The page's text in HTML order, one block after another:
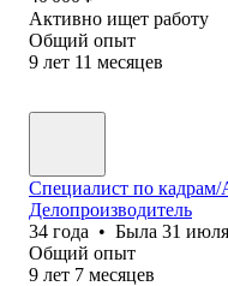
Активно ищет работу
Общий опыт
9 лет 11 месяцев
Специалист по кадрам/
Делопроизводитель
34 года • Была 31 июля
Общий опыт
9 лет 7 месяцев